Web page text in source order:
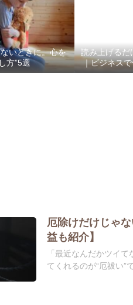
いときに。心を
方”5選
読み上げるだ
｜ビジネス
厄除けだけじゃ
益も紹介】
「最近なんだかツイ
てくれるのが“厄祓い”